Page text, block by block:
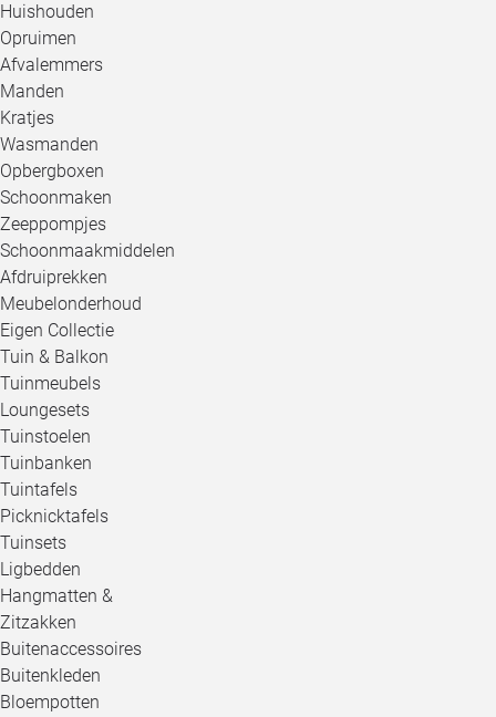
Huishouden
Opruimen
Afvalemmers
Manden
Kratjes
Wasmanden
Opbergboxen
Schoonmaken
Zeeppompjes
Schoonmaakmiddelen
Afdruiprekken
Meubelonderhoud
Eigen Collectie
Tuin & Balkon
Tuinmeubels
Loungesets
Tuinstoelen
Tuinbanken
Tuintafels
Picknicktafels
Tuinsets
Ligbedden
Hangmatten &
Zitzakken
Buitenaccessoires
Buitenkleden
Bloempotten